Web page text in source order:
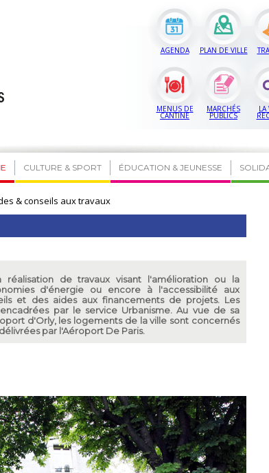
AGENDA PLAN DE VILLE
MENUS DE
CANTINE
MARCHÉS
PUBLICS
LA
CULTURE & SPORT ÉDUCATION & JEUNESSE
& conseils aux travaux
réalisation de travaux visant l'amélioration ou la
d'énergie ou encore à l'accessibilité aux
et des aides aux financements de projets. Les
par le service Urbanisme. Au vue de sa
d'Orly, les logements de la ville sont concernés
par l'Aéroport De Paris.